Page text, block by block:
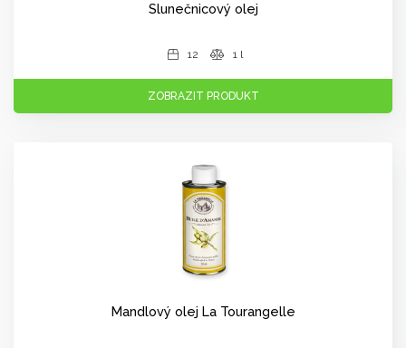
Slunečnicový olej
12 1 l
ZOBRAZIT PRODUKT
Mandlový olej La Tourangelle